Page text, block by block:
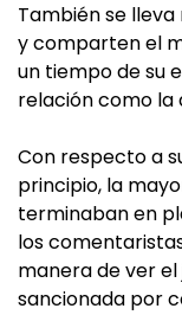
También se
y comparten el
un tiempo de su
relación como la
Con respecto a
principio, la
terminaban en
los
manera de ver
sancionada por